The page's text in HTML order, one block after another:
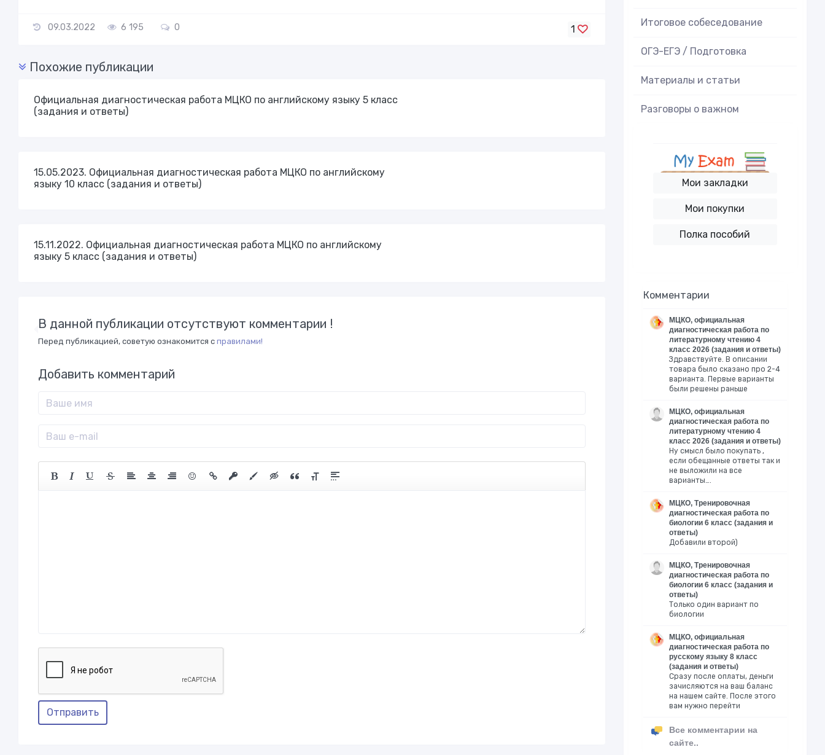
09.03.2022 6 195 0 1
Похожие публикации
Официальная диагностическая работа МЦКО по английскому языку 5 класс
(задания и ответы)
15.05.2023. Официальная диагностическая работа МЦКО по английскому
языку 10 класс (задания и ответы)
15.11.2022. Официальная диагностическая работа МЦКО по английскому
языку 5 класс (задания и ответы)
В данной публикации отсутствуют комментарии !
Перед публикацией, советую ознакомится с правилами!
Добавить комментарий
Отправить
Итоговое cобеседование
ОГЭ-ЕГЭ / Подготовка
Материалы и статьи
Разговоры о важном
Мои закладки
Мои покупки
Полка пособий
Комментарии
МЦКО, официальная
диагностическая работа по
литературному чтению 4
класс 2026 (задания и ответы)
Здравствуйте. В описании
товара было сказано про 2-4
варианта. Первые варианты
были решены раньше
МЦКО, официальная
диагностическая работа по
литературному чтению 4
класс 2026 (задания и ответы)
Ну смысл было покупать ,
если обещанные ответы так и
не выложили на все
варианты….
МЦКО, Тренировочная
диагностическая работа по
биологии 6 класс (задания и
ответы)
Добавили второй)
МЦКО, Тренировочная
диагностическая работа по
биологии 6 класс (задания и
ответы)
Только один вариант по
биологии
МЦКО, официальная
диагностическая работа по
русскому языку 8 класс
(задания и ответы)
Сразу после оплаты, деньги
зачисляются на ваш баланс
на нашем сайте. После этого
вам нужно перейти
Все комментарии на
сайте..